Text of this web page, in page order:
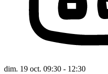
dim. 19 oct. 09:30 - 12:30